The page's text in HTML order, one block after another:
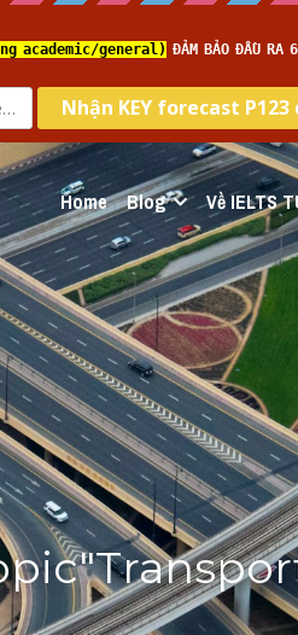
Home Blog Về IELTS